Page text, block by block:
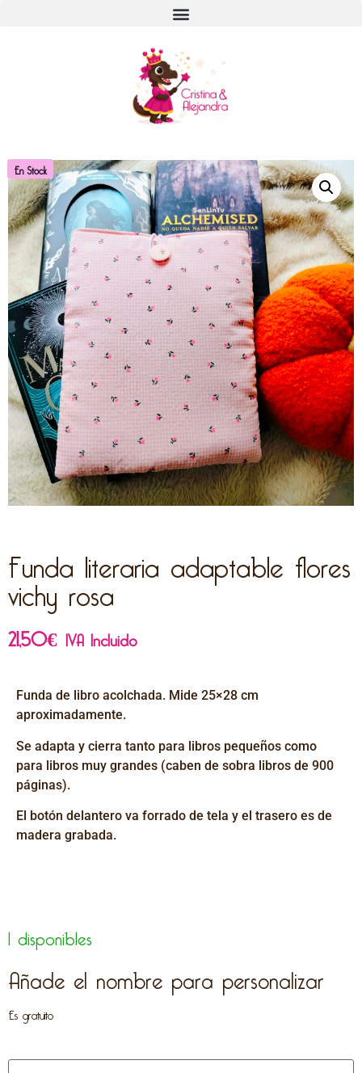
En Stock
Funda literaria adaptable flores
vichy rosa
21,50€ IVA Incluido
Funda de libro acolchada. Mide 25×28 cm
aproximadamente.
Se adapta y cierra tanto para libros pequeños como
para libros muy grandes (caben de sobra libros de 900
páginas).
El botón delantero va forrado de tela y el trasero es de
madera grabada.
1 disponibles
Añade el nombre para personalizar
Es gratuito